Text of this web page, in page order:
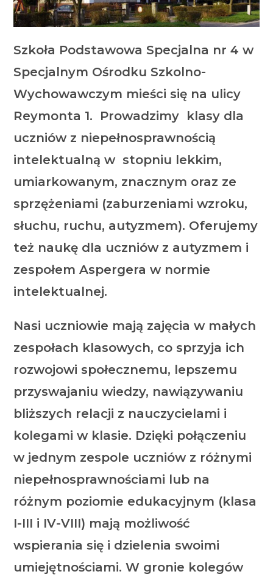
Szkoła Podstawowa Specjalna nr 4 w
Specjalnym Ośrodku Szkolno-
Wychowawczym mieści się na ulicy
Reymonta 1. Prowadzimy klasy dla
uczniów z niepełnosprawnością
intelektualną w stopniu lekkim,
umiarkowanym, znacznym oraz ze
sprzężeniami (zaburzeniami wzroku,
słuchu, ruchu, autyzmem). Oferujemy
też naukę dla uczniów z autyzmem i
zespołem Aspergera w normie
intelektualnej.
Nasi uczniowie mają zajęcia w małych
zespołach klasowych, co sprzyja ich
rozwojowi społecznemu, lepszemu
przyswajaniu wiedzy, nawiązywaniu
bliższych relacji z nauczycielami i
kolegami w klasie. Dzięki połączeniu
w jednym zespole uczniów z różnymi
niepełnosprawnościami lub na
różnym poziomie edukacyjnym (klasa
I-III i IV-VIII) mają możliwość
wspierania się i dzielenia swoimi
umiejętnościami. W gronie kolegów